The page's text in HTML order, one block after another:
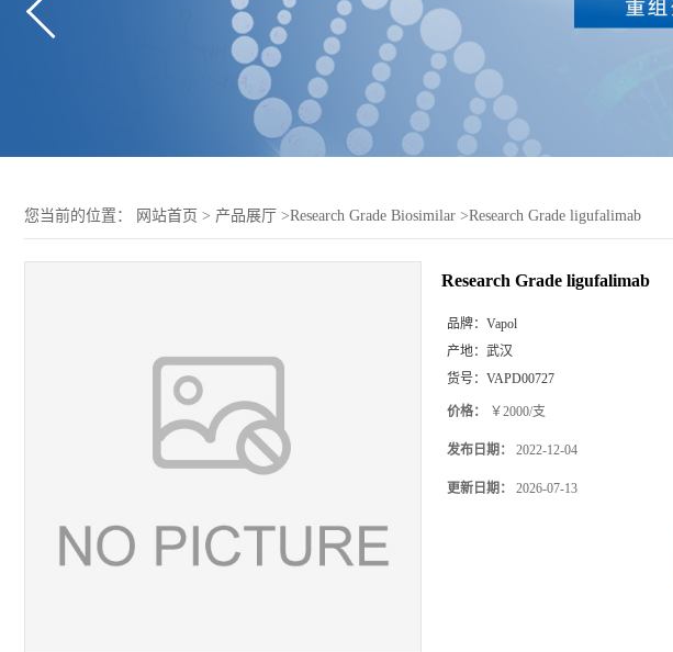
您当前的位置： 网站首页 > 产品展厅 >Research Grade Biosimilar >Research Grade ligufalimab
Research Grade ligufalimab
品牌： Vapol
产地： 武汉
货号： VAPD00727
价格： ￥2000/支
发布日期： 2022-12-04
更新日期： 2026-07-13